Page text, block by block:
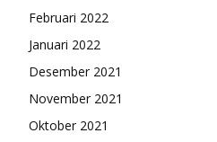
Februari 2022
Januari 2022
Desember 2021
November 2021
Oktober 2021